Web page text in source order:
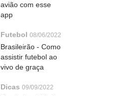
avião com esse
app
Futebol 08/06/2022
Brasileirão - Como
assistir futebol ao
vivo de graça
Dicas 09/09/2022